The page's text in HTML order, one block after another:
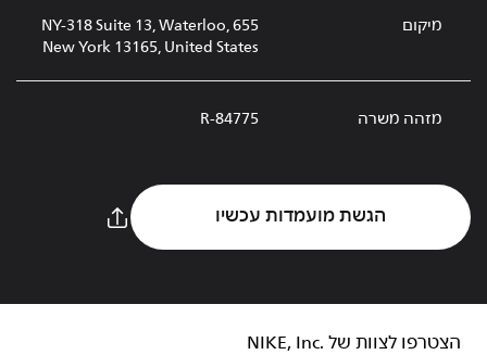
מיקום
655 NY-318 Suite 13, Waterloo,
New York 13165, United States
מזהה משרה R-84775
הגשת מועמדות עכשיו
הצטרפו לצוות של NIKE, Inc.‎‏